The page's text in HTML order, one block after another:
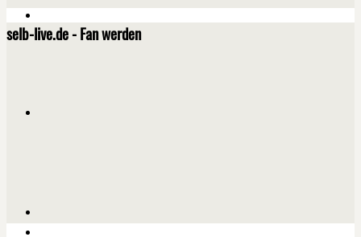
selb-live.de - Fan werden